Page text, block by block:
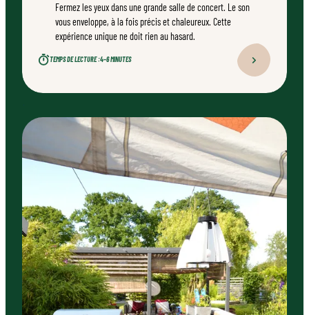
Fermez les yeux dans une grande salle de concert. Le son
vous enveloppe, à la fois précis et chaleureux. Cette
expérience unique ne doit rien au hasard.
TEMPS DE LECTURE :4–6 MINUTES